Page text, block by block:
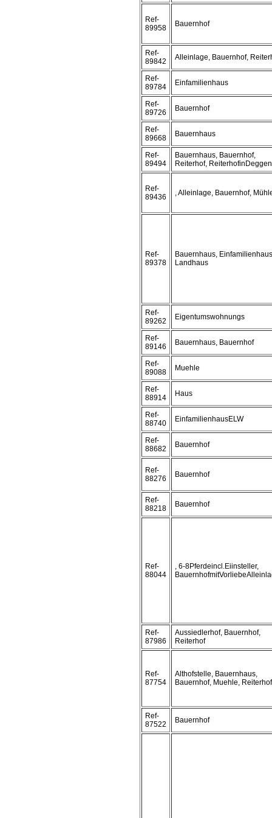
Ref-
89958
Bauernhof
Ref-
89842
Alleinlage, Bauernhof,
Ref-
89784
Einfamilienhaus
Ref-
89726
Bauernhof
Ref-
89668
Bauernhaus
Ref-
89494
Bauernhaus, Bauernhof,
Reiterhof,
Ref-
89436
, Alleinlage, Bauernhof,
Ref-
89378
Bauernhaus,
Landhaus
Ref-
89262
Eigentumswohnungs
Ref-
89146
Bauernhaus, Bauernhof
Ref-
89088
Muehle
Ref-
88914
Haus
Ref-
88740
EinfamilienhausELW
Ref-
88682
Bauernhof
Ref-
88276
Bauernhof
Ref-
88218
Bauernhof
Ref-
88044
, 6-8Pferdeincl.Eiinsteller,
Ref-
87986
Aussiedlerhof, Bauernhof,
Reiterhof
Ref-
87754
Althofstelle, Bauernhaus,
Bauernhof, Muehle, Reiterhof
Ref-
87522
Bauernhof